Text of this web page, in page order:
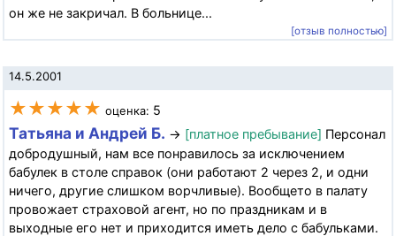
он же не закричал. В больнице...
[отзыв полностью]
14.5.2001
★★★★★ оценка: 5
Татьяна и Андрей Б. → [платное пребывание] Персонал
добродушный, нам все понравилось за исключением
бабулек в столе справок (они работают 2 через 2, и одни
ничего, другие слишком ворчливые). Вообщето в палату
провожает страховой агент, но по праздникам и в
выходные его нет и приходится иметь дело с бабульками.